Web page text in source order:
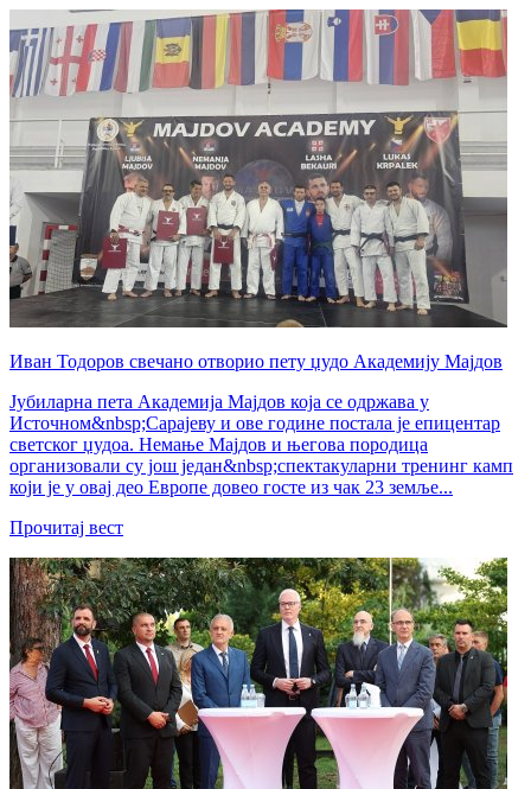
Иван Тодоров свечано отворио пету џудо Академију Мајдов
Јубиларна пета Академија Мајдов која се одржава у
Источном&nbsp;Сарајеву и ове године постала је епицентар
светског џудоа. Немање Мајдов и његова породица
организовали су још један&nbsp;спектакуларни тренинг камп
који је у овај део Европе довео госте из чак 23 земље...
Прочитај вест